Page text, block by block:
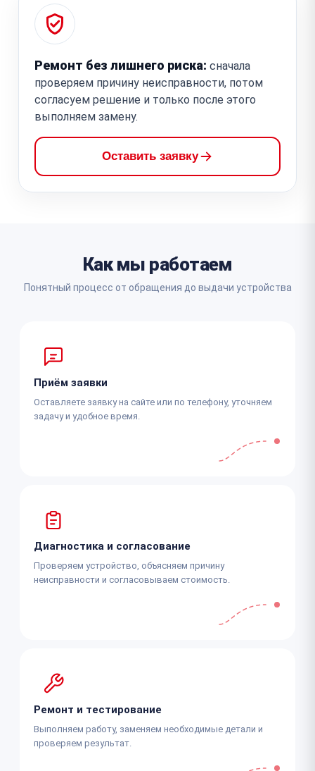
Ремонт без лишнего риска: сначала
проверяем причину неисправности, потом
согласуем решение и только после этого
выполняем замену.
Оставить заявку
Как мы работаем
Понятный процесс от обращения до выдачи устройства
Приём заявки
Оставляете заявку на сайте или по телефону, уточняем
задачу и удобное время.
Диагностика и согласование
Проверяем устройство, объясняем причину
неисправности и согласовываем стоимость.
Ремонт и тестирование
Выполняем работу, заменяем необходимые детали и
проверяем результат.